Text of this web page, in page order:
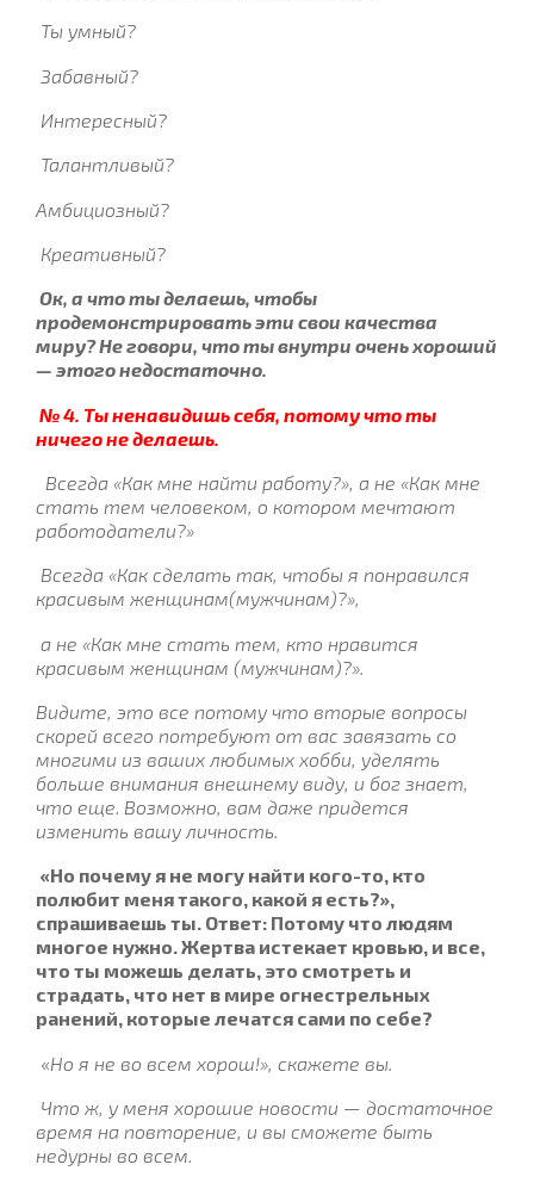
Ты умный?
Забавный?
Интересный?
Талантливый?
Амбициозный?
Креативный?
Ок, а что ты делаешь, чтобы
продемонстрировать эти свои качества
миру? Не говори, что ты внутри очень хороший
— этого недостаточно.
№ 4. Ты ненавидишь себя, потому что ты
ничего не делаешь.
Всегда «Как мне найти работу?», а не «Как мне
стать тем человеком, о котором мечтают
работодатели?»
Всегда «Как сделать так, чтобы я понравился
красивым женщинам(мужчинам)?»,
а не «Как мне стать тем, кто нравится
красивым женщинам (мужчинам)?».
Видите, это все потому что вторые вопросы
скорей всего потребуют от вас завязать со
многими из ваших любимых хобби, уделять
больше внимания внешнему виду, и бог знает,
что еще. Возможно, вам даже придется
изменить вашу личность.
«Но почему я не могу найти кого-то, кто
полюбит меня такого, какой я есть?»,
спрашиваешь ты. Ответ: Потому что людям
многое нужно. Жертва истекает кровью, и все,
что ты можешь делать, это смотреть и
страдать, что нет в мире огнестрельных
ранений, которые лечатся сами по себе?
«Но я не во всем хорош!», скажете вы.
Что ж, у меня хорошие новости — достаточное
время на повторение, и вы сможете быть
недурны во всем.